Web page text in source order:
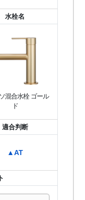
水栓名
混合水栓 ゴール
ド
適合判断
▲AT